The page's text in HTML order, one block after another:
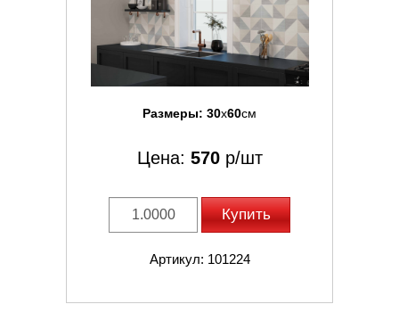
Размеры: 30x60см
Цена: 570р/шт
Купить
Артикул: 101224